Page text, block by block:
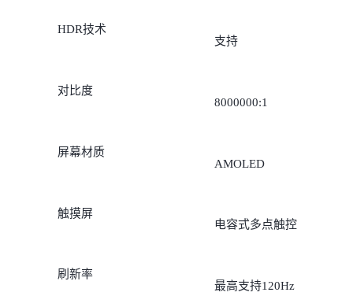
HDR技术
支持
对比度
8000000:1
屏幕材质
AMOLED
触摸屏
电容式多点触控
刷新率
最高支持120Hz